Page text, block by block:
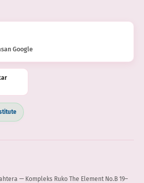
Google
— Kompleks Ruko The Element No.B 19–